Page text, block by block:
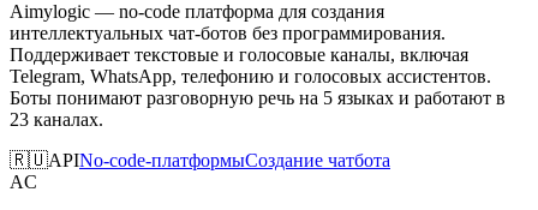
Aimylogic — no-code платформа для создания
интеллектуальных чат-ботов без программирования.
Поддерживает текстовые и голосовые каналы, включая
Telegram, WhatsApp, телефонию и голосовых ассистентов.
Боты понимают разговорную речь на 5 языках и работают в
23 каналах.
🇷🇺APINo-code-платформыСоздание чатбота
AC